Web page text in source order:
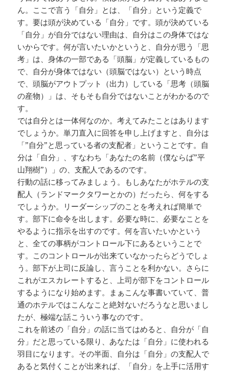
ん。ここで言う「自分」とは、「自分」という定義で
す。要は頭が決めている「自分」です。頭が決めている
「自分」が自分ではない理由は、自分はこの身体ではな
いからです。何が言いたいかというと、自分が思う「思
考」は、身体の一部である「頭脳」が定義しているもの
で、自分が身体ではない（頭脳ではない）という時点
で、頭脳がアウトプット（出力）している「思考（頭脳
の産物）」は、そもそも自分ではないことがわかるので
す。
では自分とは一体何なのか。考えてみたことはあります
でしょうか。単刀直入に回答を申し上げますと、自分は
「”自分”と思っている者の支配者」ということです。自
分は「自分」、すなわち「あなたの名前（僕ならば”平
山翔樹”）」の、支配人であるのです。
行動の話に移ってみましょう。もしあなたがホテルの支
配人（ランドマークタワーとかの）だったら、何をする
でしょうか。リーダーシップのことを考えれば簡単で
す。部下に命令を出します。必要な時に、必要なことを
やるように指示を出すのです。何を言いたいかという
と、全ての事柄がコントロール下にあるということで
す。このコントロールが出来ていなかったらどうでしょ
う。部下が上司に反論し、言うことを利かない。さらに
これがエスカレートすると、上司が部下をコントロール
するようになり始めます。まぁこんな事書いていて、普
通のホテルではこんなこと絶対ないだろうなと思いまし
たが、極端な話こういう事なのです。
これを前述の「自分」の話に当てはめると、自分が「自
分」だと思っている限り、あなたは「自分」に使われる
羽目になります。その半面、自分は「自分」の支配人で
あると気付くことが出来れば、「自分」を上手に活用す